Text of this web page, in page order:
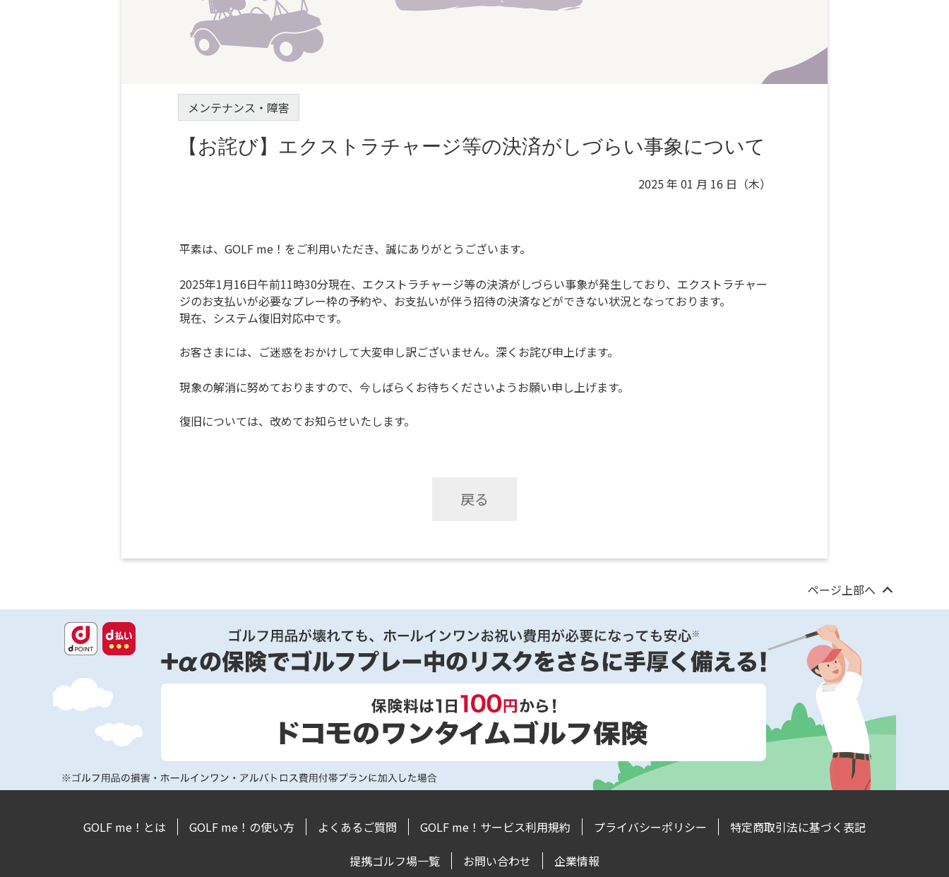
メンテナンス・障害
【お詫び】エクストラチャージ等の決済がしづらい事象について
2025 年 01 月 16 日（木）
平素は、GOLF me！をご利用いただき、誠にありがとうございます。
2025年1月16日午前11時30分現在、エクストラチャージ等の決済がしづらい事象が発生しており、エクストラチャー
ジのお支払いが必要なプレー枠の予約や、お支払いが伴う招待の決済などができない状況となっております。
現在、システム復旧対応中です。
お客さまには、ご迷惑をおかけして大変申し訳ございません。深くお詫び申上げます。
現象の解消に努めておりますので、今しばらくお待ちくださいようお願い申し上げます。
復旧については、改めてお知らせいたします。
戻る
ページ上部へ
GOLF me！とは GOLF me！の使い方 よくあるご質問 GOLF me！サービス利用規約 プライバシーポリシー
特定商取引法に基づく表記
提携ゴルフ場一覧
お問い合わせ 企業情報